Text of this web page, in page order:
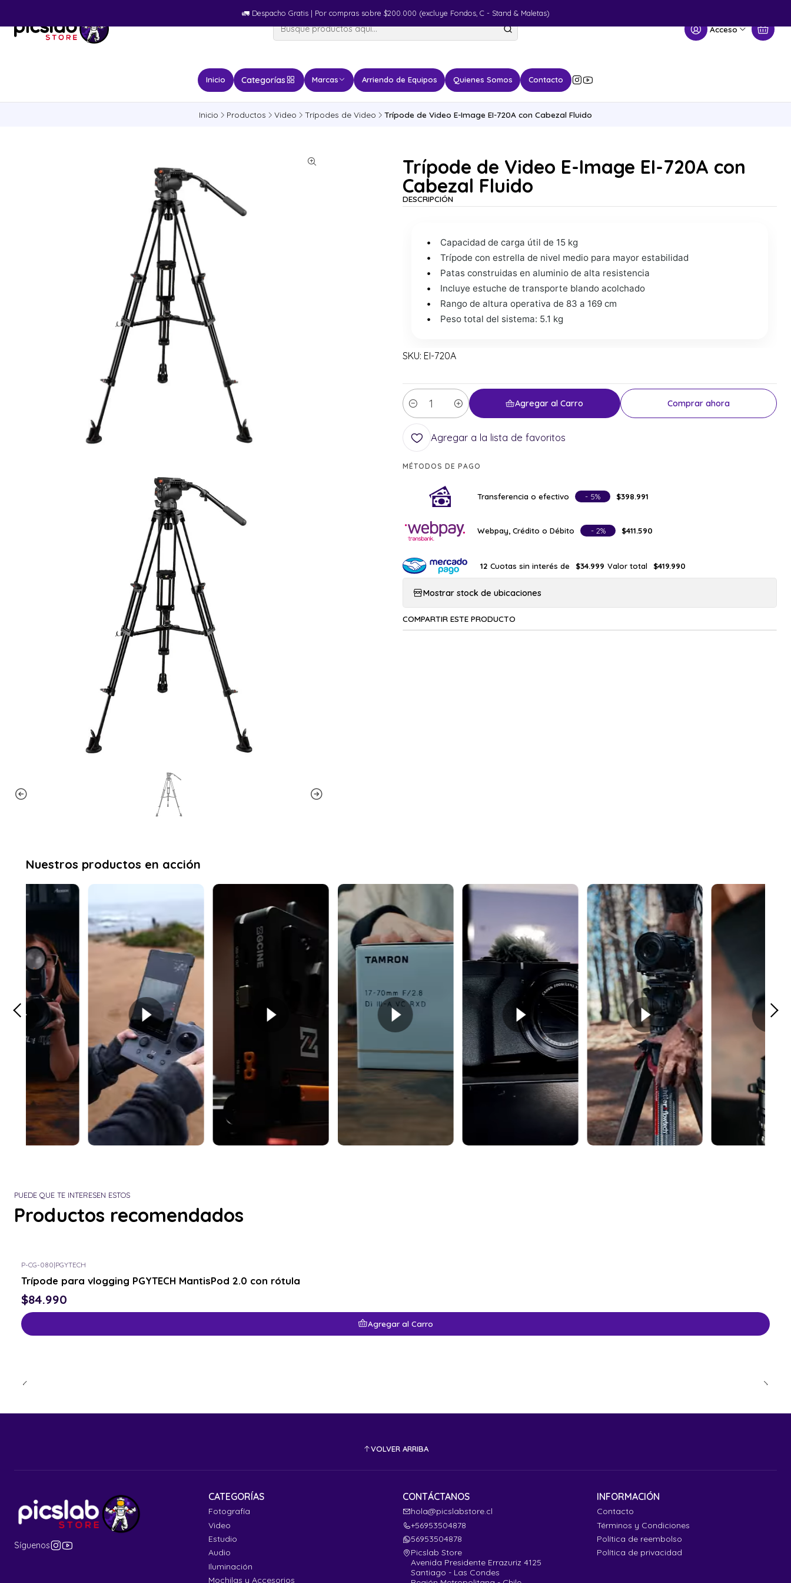
Acceso
Inicio Categorías Marcas Arriendo de Equipos Quienes Somos Contacto
🚛​ Despacho Gratis | Por compras sobre $200.000 (excluye Fondos, C - Stand & Maletas)
Inicio Productos Video Trípodes de Video Trípode de Video E-Image EI-720A con Cabezal Fluido
Trípode de Video E-Image EI-720A con
Cabezal Fluido
DESCRIPCIÓN
Capacidad de carga útil de 15 kg
Trípode con estrella de nivel medio para mayor estabilidad
Patas construidas en aluminio de alta resistencia
Incluye estuche de transporte blando acolchado
Rango de altura operativa de 83 a 169 cm
Peso total del sistema: 5.1 kg
SKU: EI-720A
Cantidad
Agregar al Carro Comprar ahora
Agregar a la lista de favoritos
MÉTODOS DE PAGO
Transferencia o efectivo - 5% $398.991
Webpay, Crédito o Débito - 2% $411.590
12 Cuotas sin interés de $34.999 Valor total $419.990
Mostrar stock de ubicaciones
COMPARTIR ESTE PRODUCTO
PUEDE QUE TE INTERESEN ESTOS
Productos recomendados
P-CG-080|PGYTECH
Trípode para vlogging PGYTECH MantisPod 2.0 con rótula
$84.990
Agregar al Carro
VOLVER ARRIBA
Síguenos
CATEGORÍAS
Fotografía
Video
Estudio
Audio
Iluminación
Mochilas y Accesorios
CONTÁCTANOS
hola@picslabstore.cl
+56953504878
56953504878
Picslab Store
Avenida Presidente Errazuriz 4125
Santiago - Las Condes
INFORMACIÓN
Contacto
Términos y Condiciones
Política de reembolso
Política de privacidad